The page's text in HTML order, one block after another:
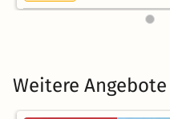
Weitere